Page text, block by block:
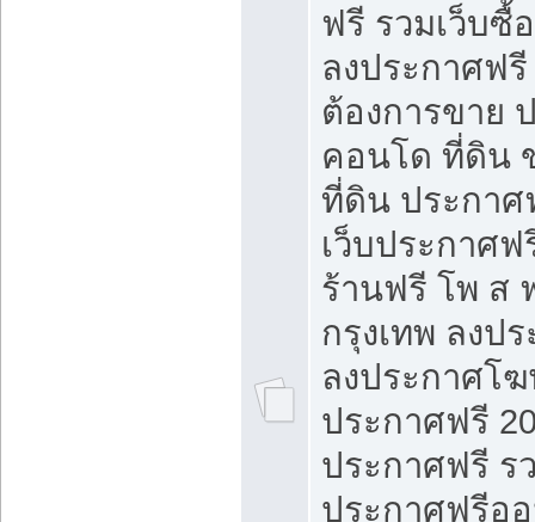
ฟรี รวมเว็บซื้
ลงประกาศฟ
ต้องการขาย
คอนโด ที่ดิน
ที่ดิน ประกา
เว็บประกาศ
ร้านฟรี โพ ส
กรุงเทพ ลงป
ลงประกาศโ
ประกาศฟรี
ประกาศฟรี ร
ประกาศฟรีอ